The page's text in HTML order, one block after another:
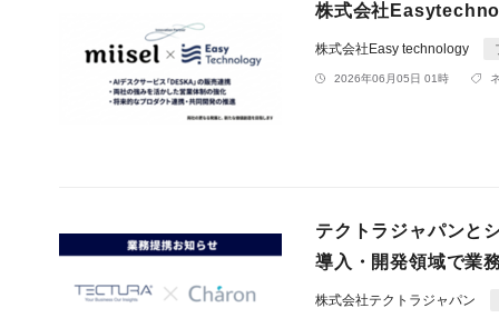
株式会社
株式会社Easy technology
2026年06月05日 01時
テクトラジャパン
導入・開発領域で業
株式会社テクトラジャパン